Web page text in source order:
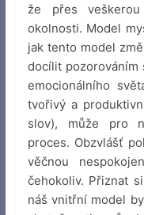
že přes
okolnosti. Model
jak tento model
docílit pozorováním
emocionálního
tvořivý a
slov), může pro
proces. Obzvlášť
věčnou
čehokoliv. Přiznat
náš vnitřní model